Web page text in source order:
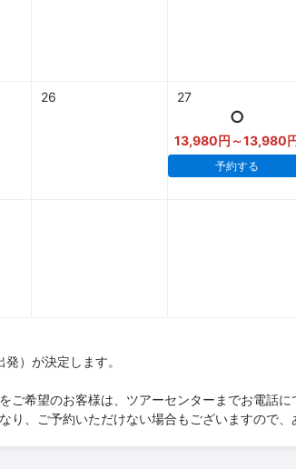
26 27
○
13,980円～13,980
予約する
）が決定します。
希望のお客様は、ツアーセンターまでお電話
、ご予約いただけない場合もございますので